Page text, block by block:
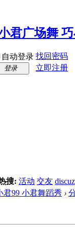
自动登录 找回密码
登录
立即注册
搜: 活动 交友 discuz
君99 小君舞蹈秀 ›